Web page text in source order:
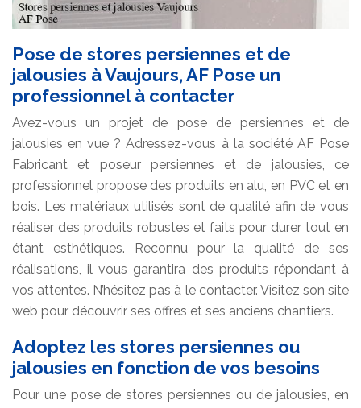
Pose de stores persiennes et de
jalousies à Vaujours, AF Pose un
professionnel à contacter
Avez-vous un projet de pose de persiennes et de
jalousies en vue ? Adressez-vous à la société AF Pose
Fabricant et poseur persiennes et de jalousies, ce
professionnel propose des produits en alu, en PVC et en
bois. Les matériaux utilisés sont de qualité afin de vous
réaliser des produits robustes et faits pour durer tout en
étant esthétiques. Reconnu pour la qualité de ses
réalisations, il vous garantira des produits répondant à
vos attentes. N’hésitez pas à le contacter. Visitez son site
web pour découvrir ses offres et ses anciens chantiers.
Adoptez les stores persiennes ou
jalousies en fonction de vos besoins
Pour une pose de stores persiennes ou de jalousies, en